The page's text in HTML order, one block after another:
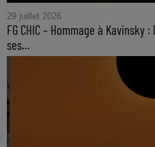
29 juillet 2026
FG CHIC – Hommage à Kavinsky
ses...